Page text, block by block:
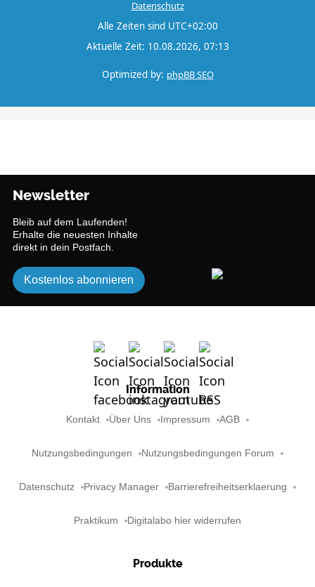
Datenschutz
Alle Zeiten sind UTC+02:00
Aktuelle Zeit: 10.08.2026, 07:13
Optimized by: phpBB SEO
Newsletter
Bleib auf dem Laufenden!
Erhalte die neuesten Inhalte
direkt in dein Postfach.
Kostenlos abonnieren
Information
Kontakt Über Uns Impressum AGB
Nutzungsbedingungen Nutzungsbedingungen Forum
Datenschutz Privacy Manager Barrierefreiheitserklaerung
Praktikum Digitalabo hier widerrufen
Produkte